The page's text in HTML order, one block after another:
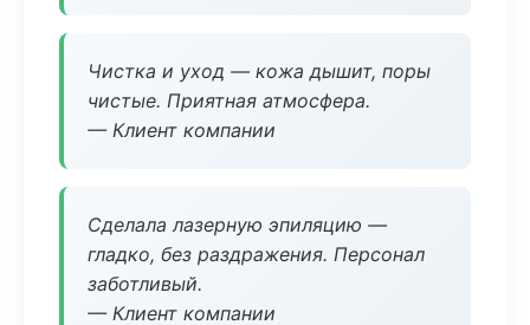
Чистка и уход — кожа дышит, поры
чистые. Приятная атмосфера.
— Клиент компании
Сделала лазерную эпиляцию —
гладко, без раздражения. Персонал
заботливый.
— Клиент компании